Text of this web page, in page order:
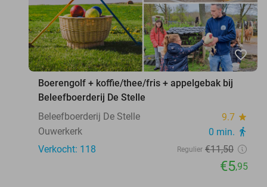
favorite_border
Boerengolf + koffie/thee/fris + appelgebak bij
Beleefboerderij De Stelle
Beleefboerderij De Stelle
9.7 star
Ouwerkerk 0 min. directions_walk
Verkocht: 118 Regulier €11,50
€5,95